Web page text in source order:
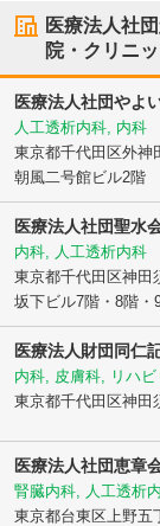
医療法人社
院・クリニ
医療法人社団やよ
人工透析内科, 内科
東京都千代田区外神
朝風二号館ビル2階
医療法人社団聖水
内科, 人工透析内科
東京都千代田区神田
坂下ビル7階・8階・
医療法人財団同仁
内科, 皮膚科, リハビ
東京都千代田区神田
医療法人社団恵章
腎臓内科, 人工透析
東京都台東区 上野